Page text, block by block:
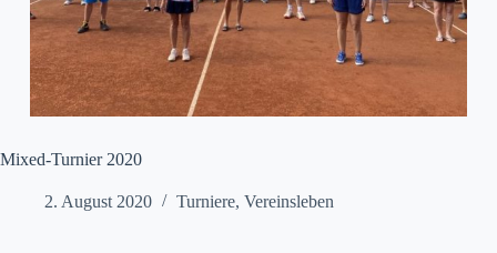
Mixed-Turnier 2020
2. August 2020 Turniere, Vereinsleben